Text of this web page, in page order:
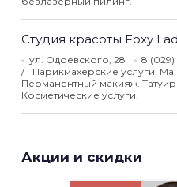
Студия красоты Foxy
ул. Одоевского, 28 8 (029)
Парикмахерские услуги.
Перманентный макияж.
Косметические услуги.
Акции и скидки